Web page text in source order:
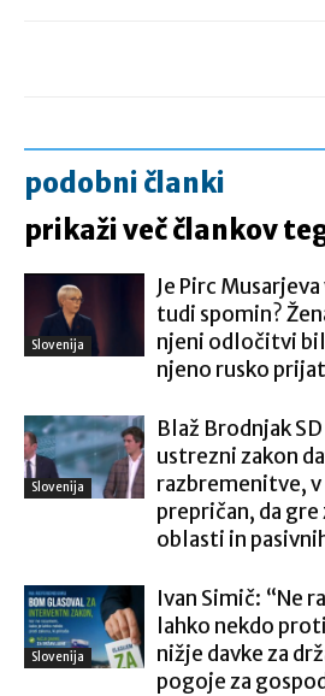
podobni članki
prikaži več člankov
Slovenija
Je Pirc
tudi spomin?
njeni odločitvi
njeno rusko
Slovenija
Blaž Brodnjak
ustrezni zakon
razbremenitve,
prepričan, da
oblasti in
Slovenija
Ivan Simič: “Ne
lahko nekdo
nižje davke za
pogoje za